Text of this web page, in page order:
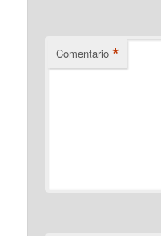
Comentario *